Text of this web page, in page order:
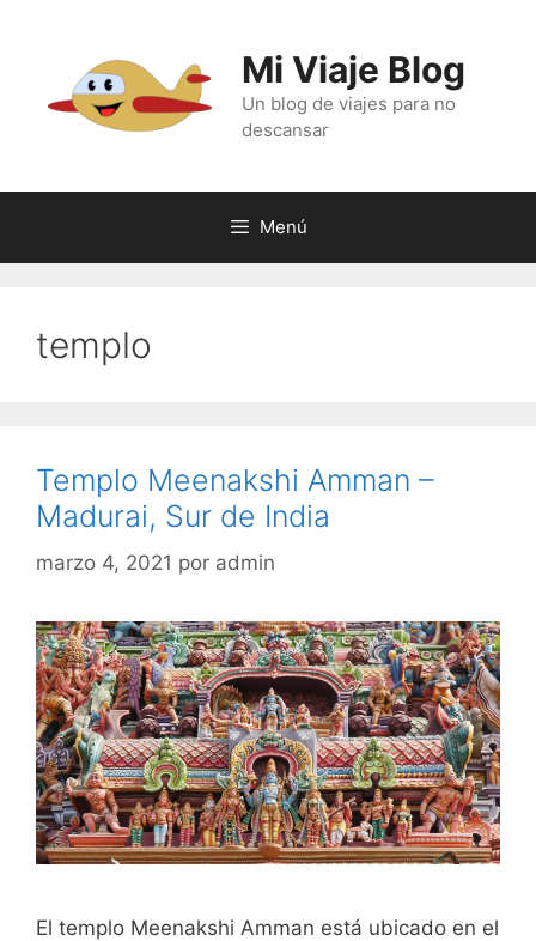
contenido
Mi Viaje Blog
Un blog de viajes para no
descansar
Menú
templo
Templo Meenakshi Amman –
Madurai, Sur de India
marzo 4, 2021 por admin
El templo Meenakshi Amman está ubicado en el